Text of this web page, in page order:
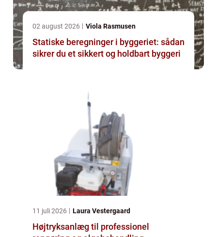
02 august 2026 Viola Rasmusen
Statiske beregninger i byggeriet: sådan
sikrer du et sikkert og holdbart byggeri
11 juli 2026 Laura Vestergaard
Højtryksanlæg til professionel